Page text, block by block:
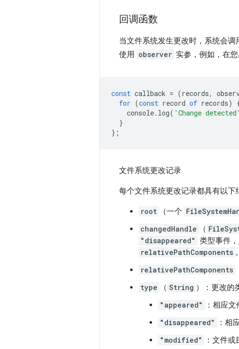
回调函数
当文件系统发生更改时，系统会
使用 observer 实参，例如，在
const callback = (records,
for (const record of records)
console. log( 'Change detected'
}
};
文件系统更改记录
每个文件系统更改记录都具有以下
root （一个
changedHandle （
"disappeared" 类型事件
relativePathComponents 。
relativePathComponents
type （ String ）：更改的
"appeared" ：相应
"disappeared" ：相
"modified" ：文件或